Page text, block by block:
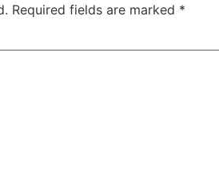
Required fields are marked *